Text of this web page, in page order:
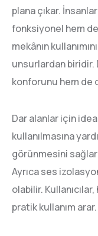
plana çıkar.
fonksiyonel hem
mekânın
unsurlardan biridir.
konforunu hem de
Dar alanlar için
kullanılmasına
görünmesini
Ayrıca ses
olabilir.
pratik kullanım arar.